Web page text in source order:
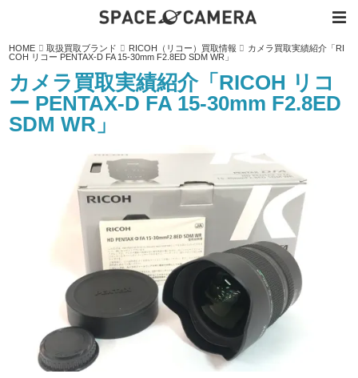
容
を
ス
キ
ッ
プ
HOME 取扱買取ブランド RICOH（リコー）買取情報
カメラ買取実績紹介「RI
COH リコー PENTAX-D FA 15-30mm F2.8ED SDM WR」
カメラ買取実績紹介「RICOH リコ
ー PENTAX-D FA 15-30mm F2.8ED
SDM WR」